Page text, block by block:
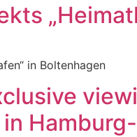
in Boltenhagen
in